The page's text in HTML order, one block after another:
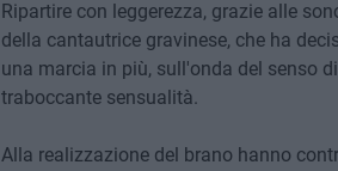
Ripartire con leggerezza, grazie alle
della cantautrice gravinese, che ha
una marcia in più, sull'onda del senso
traboccante sensualità.
Alla realizzazione del brano hanno